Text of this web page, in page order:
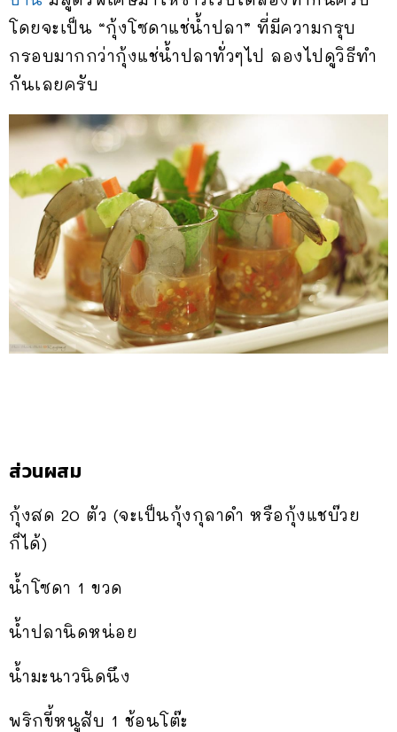
โดยจะเป็น “กุ้งโซดาแช่น้ำปลา” ที่มีความกรุบ
กรอบมากกว่ากุ้งแช่น้ำปลาทั่วๆไป ลองไปดูวิธีทำ
กันเลยครับ
ส่วนผสม
กุ้งสด 20 ตัว (จะเป็นกุ้งกุลาดำ หรือกุ้งแชบ๊วย
ก็ได้)
น้ำโซดา 1 ขวด
น้ำปลานิดหน่อย
น้ำมะนาวนิดนึง
พริกขี้หนูสับ 1 ช้อนโต๊ะ